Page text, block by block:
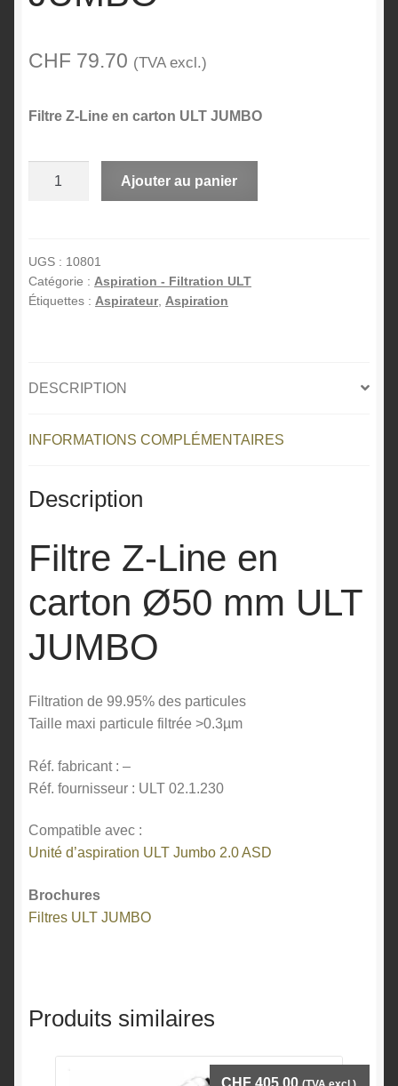
CHF 79.70 (TVA excl.)
Filtre Z-Line en carton ULT JUMBO
Line
en
carton
JUMBO
Ajouter au panier
UGS : 10801
Catégorie : Aspiration - Filtration ULT
Étiquettes : Aspirateur, Aspiration
DESCRIPTION
INFORMATIONS COMPLÉMENTAIRES
Description
Filtre Z-Line en
carton Ø50 mm ULT
JUMBO
Filtration de 99.95% des particules
Taille maxi particule filtrée >0.3µm
Réf. fabricant : –
Réf. fournisseur : ULT 02.1.230
Compatible avec :
Unité d’aspiration ULT Jumbo 2.0 ASD
Brochures
Filtres ULT JUMBO
Produits similaires